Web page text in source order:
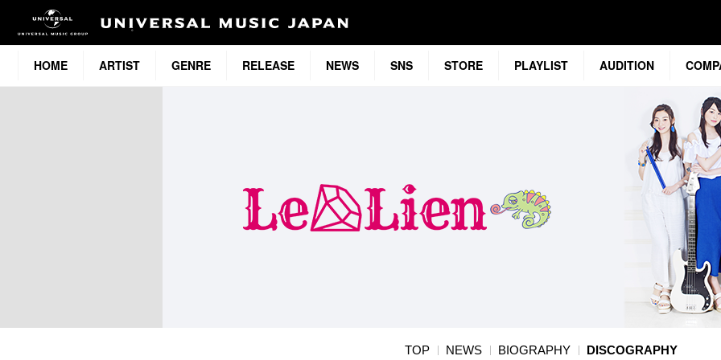
HOME ARTIST GENRE RELEASE NEWS SNS STORE PLAYLIST AUDITION
TOP NEWS BIOGRAPHY DISCOGRAPHY